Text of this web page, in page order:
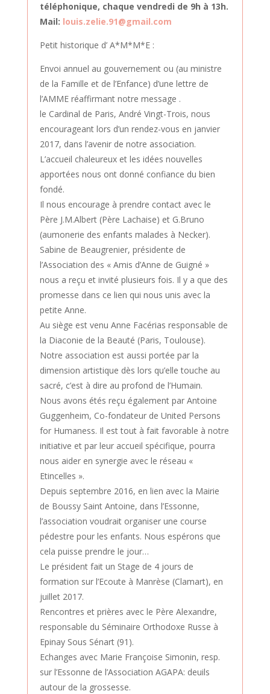
téléphonique, chaque vendredi de 9h à 13h.
Mail: louis.zelie.91@gmail.com
Petit historique d’ A*M*M*E :
Envoi annuel au gouvernement ou (au ministre
de la Famille et de l’Enfance) d’une lettre de
l’AMME réaffirmant notre message .
le Cardinal de Paris, André Vingt-Trois, nous
encourageant lors d’un rendez-vous en janvier
2017, dans l’avenir de notre association.
L’accueil chaleureux et les idées nouvelles
apportées nous ont donné confiance du bien
fondé.
Il nous encourage à prendre contact avec le
Père J.M.Albert (Père Lachaise) et G.Bruno
(aumonerie des enfants malades à Necker).
Sabine de Beaugrenier, présidente de
l’Association des « Amis d’Anne de Guigné »
nous a reçu et invité plusieurs fois. Il y a que des
promesse dans ce lien qui nous unis avec la
petite Anne.
Au siège est venu Anne Facérias responsable de
la Diaconie de la Beauté (Paris, Toulouse).
Notre association est aussi portée par la
dimension artistique dès lors qu’elle touche au
sacré, c’est à dire au profond de l’Humain.
Nous avons étés reçu également par Antoine
Guggenheim, Co-fondateur de United Persons
for Humaness. Il est tout à fait favorable à notre
initiative et par leur accueil spécifique, pourra
nous aider en synergie avec le réseau «
Etincelles ».
Depuis septembre 2016, en lien avec la Mairie
de Boussy Saint Antoine, dans l’Essonne,
l’association voudrait organiser une course
pédestre pour les enfants. Nous espérons que
cela puisse prendre le jour…
Le président fait un Stage de 4 jours de
formation sur l’Ecoute à Manrèse (Clamart), en
juillet 2017.
Rencontres et prières avec le Père Alexandre,
responsable du Séminaire Orthodoxe Russe à
Epinay Sous Sénart (91).
Echanges avec Marie Françoise Simonin, resp.
sur l’Essonne de l’Association AGAPA: deuils
autour de la grossesse.